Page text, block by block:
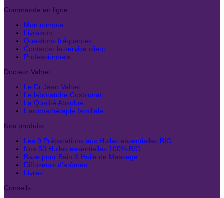
Commande en ligne
Mon compte
Livraison
Questions fréquentes
Contacter le service client
Professionnels
Docteur Valnet
Le Dr Jean Valnet
Le laboratoire Cosbionat
La Qualité Absolue
L’aromathérapie familiale
Nos produits
Les 9 Préparations aux Huiles essentielles BIO
Nos 50 Huiles essentielles 100% BIO
Base pour Bain & Huile de Massage
Diffuseurs d’arômes
Livres
Conseils